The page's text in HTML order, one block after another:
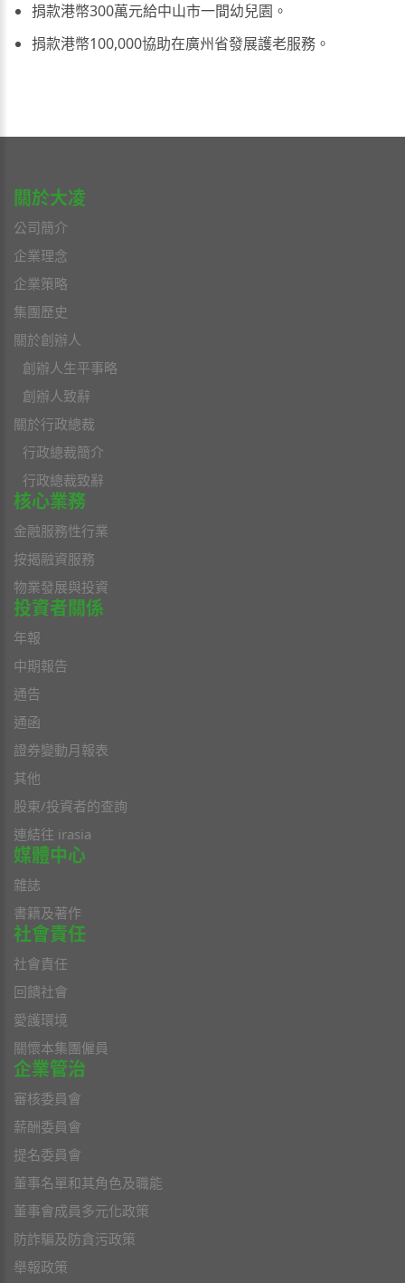
捐款港幣300萬元給中山市一間幼兒園。
捐款港幣100,000協助在廣州省發展護老服務。
關於大凌
公司簡介
企業理念
企業策略
集團歷史
關於創辦人
創辦人生平事略
創辦人致辭
關於行政總裁
行政總裁簡介
行政總裁致辭
核心業務
金融服務性行業
按揭融資服務
物業發展與投資
投資者關係
年報
中期報告
通告
通函
證券變動月報表
其他
股東/投資者的查詢
連結往 irasia
媒體中心
雜誌
書籍及著作
社會責任
社會責任
回饋社會
愛護環境
關懷本集團僱員
企業管治
審核委員會
薪酬委員會
提名委員會
董事名單和其角色及職能
董事會成員多元化政策
防詐騙及防貪污政策
舉報政策